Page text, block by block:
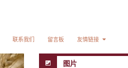
联系我们 留言板 友情链接
图片